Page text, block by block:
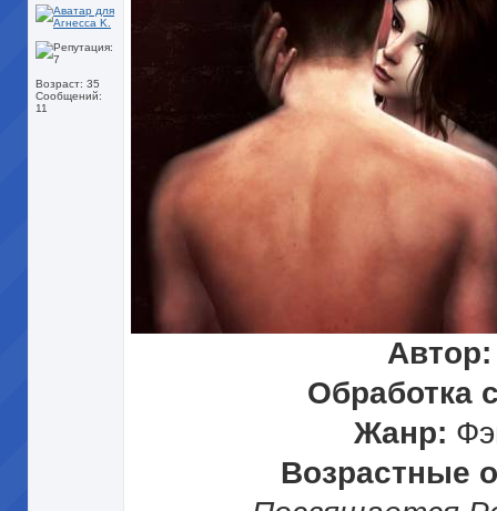
Возраст: 35
Сообщений:
11
Автор:
Обработка
Жанр:
Возрастные